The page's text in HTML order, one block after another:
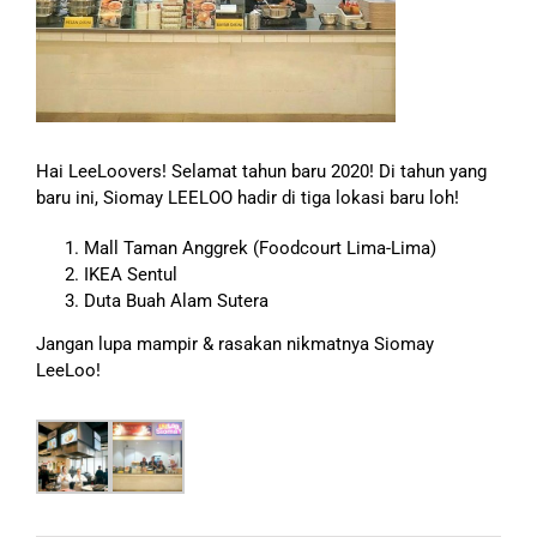
Hai LeeLoovers! Selamat tahun baru 2020! Di tahun yang
baru ini, Siomay LEELOO hadir di tiga lokasi baru loh!
Mall Taman Anggrek (Foodcourt Lima-Lima)
IKEA Sentul
Duta Buah Alam Sutera
Jangan lupa mampir & rasakan nikmatnya Siomay
LeeLoo!